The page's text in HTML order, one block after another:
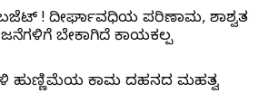
ಬಜೆಟ್ ! ದೀರ್ಘಾವಧಿಯ ಪರಿಣಾಮ, ಶಾಶ್ವತ
ಬೇಕಾಗಿದೆ ಕಾಯಕಲ್ಪ
ಹುಣ್ಣಿಮೆಯ ಕಾಮ ದಹನದ ಮಹತ್ವ